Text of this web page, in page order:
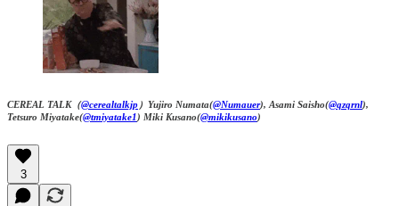
CEREAL TALK（@cerealtalkjp ）Yujiro Numata(@Numauer), Asami Saisho(@qzqrnl),
Tetsuro Miyatake(@tmiyatake1) Miki Kusano(@mikikusano)
3